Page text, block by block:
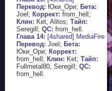
Перевод: Юки_Ори; Бета:
Joel; Коррект: from_hell;
Клин: Ket, Alitos; Тайп:
Seregill; QC: from_hell.
Глава 14: [4shared] MediaFire
Перевод: Joel; Бета:
Юки_Ори; Коррект:
from_hell; Клин: Ket; Тайп:
Fullmetal80, Seregill; QC:
from_hell.